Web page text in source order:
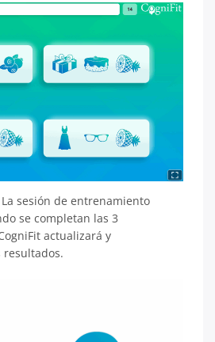
La sesión de entrenamiento
se completan las 3
actualizará y
resultados.